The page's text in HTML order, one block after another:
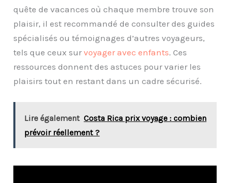
quête de vacances où chaque membre trouve son
plaisir, il est recommandé de consulter des guides
spécialisés ou témoignages d’autres voyageurs,
tels que ceux survoyager avec enfants. Ces
ressources donnent des astuces pour varier les
plaisirs tout en restant dans un cadre sécurisé.
Lire également Costa Rica prix voyage : combien
prévoir réellement ?